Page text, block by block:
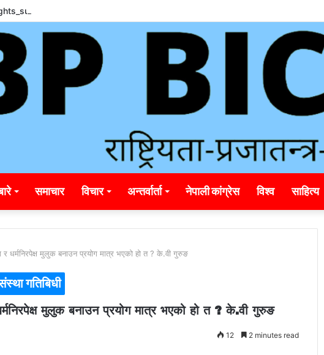
समाचार विचार अन्तर्वार्ता नेपाली कांग्रेस विश्व साहित्य
धर्मनिरपेक्ष मुलुक बनाउन प्रयोग मात्र भएको हो त ? के.वी गुरुङ
गतिबिधी
मुलुक बनाउन प्रयोग मात्र भएको हो त ? के.वी गुरुङ
12 2 minutes read